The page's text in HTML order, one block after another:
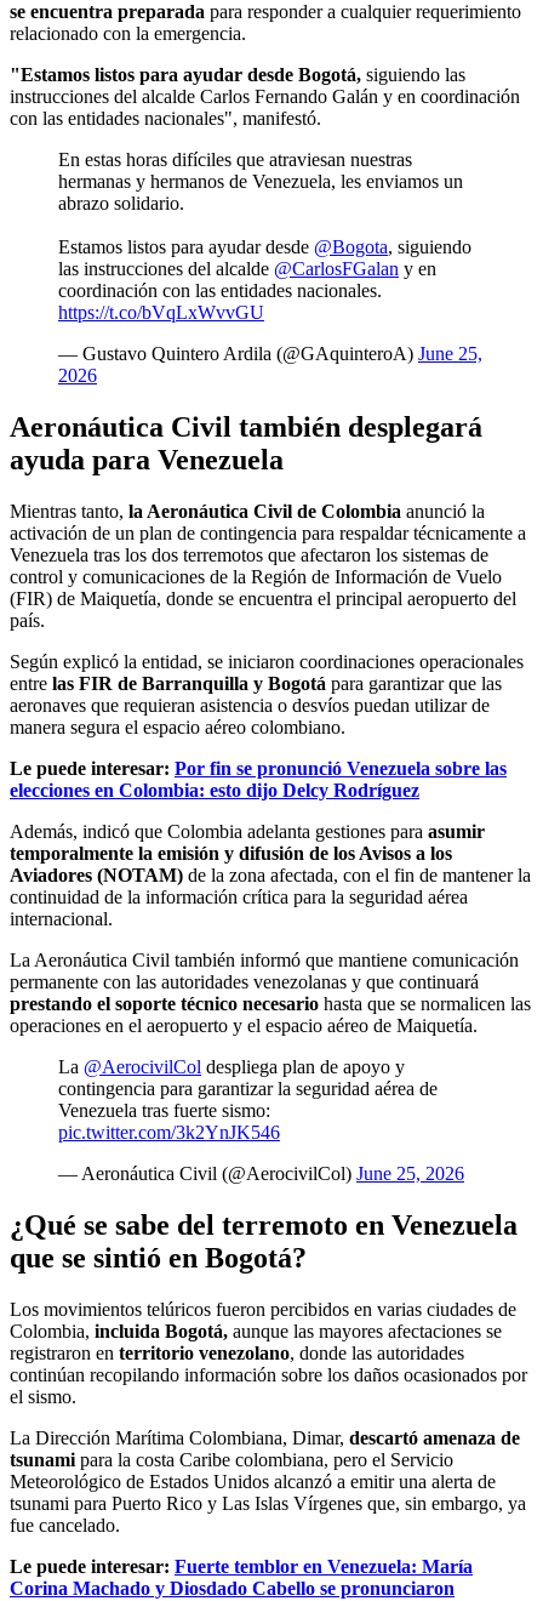
se encuentra preparada para responder a cualquier requerimiento
relacionado con la emergencia.
"Estamos listos para ayudar desde Bogotá, siguiendo las
instrucciones del alcalde Carlos Fernando Galán y en coordinación
con las entidades nacionales", manifestó.
En estas horas difíciles que atraviesan nuestras
hermanas y hermanos de Venezuela, les enviamos un
abrazo solidario.
Estamos listos para ayudar desde @Bogota, siguiendo
las instrucciones del alcalde @CarlosFGalan y en
coordinación con las entidades nacionales.
https://t.co/bVqLxWvvGU
— Gustavo Quintero Ardila (@GAquinteroA) June 25,
2026
Aeronáutica Civil también desplegará
ayuda para Venezuela
Mientras tanto, la Aeronáutica Civil de Colombia anunció la
activación de un plan de contingencia para respaldar técnicamente a
Venezuela tras los dos terremotos que afectaron los sistemas de
control y comunicaciones de la Región de Información de Vuelo
(FIR) de Maiquetía, donde se encuentra el principal aeropuerto del
país.
Según explicó la entidad, se iniciaron coordinaciones operacionales
entre las FIR de Barranquilla y Bogotá para garantizar que las
aeronaves que requieran asistencia o desvíos puedan utilizar de
manera segura el espacio aéreo colombiano.
Le puede interesar: Por fin se pronunció Venezuela sobre las
elecciones en Colombia: esto dijo Delcy Rodríguez
Además, indicó que Colombia adelanta gestiones para asumir
temporalmente la emisión y difusión de los Avisos a los
Aviadores (NOTAM) de la zona afectada, con el fin de mantener la
continuidad de la información crítica para la seguridad aérea
internacional.
La Aeronáutica Civil también informó que mantiene comunicación
permanente con las autoridades venezolanas y que continuará
prestando el soporte técnico necesario hasta que se normalicen las
operaciones en el aeropuerto y el espacio aéreo de Maiquetía.
La @AerocivilCol despliega plan de apoyo y
contingencia para garantizar la seguridad aérea de
Venezuela tras fuerte sismo:
pic.twitter.com/3k2YnJK546
— Aeronáutica Civil (@AerocivilCol) June 25, 2026
¿Qué se sabe del terremoto en Venezuela
que se sintió en Bogotá?
Los movimientos telúricos fueron percibidos en varias ciudades de
Colombia, incluida Bogotá, aunque las mayores afectaciones se
registraron en territorio venezolano, donde las autoridades
continúan recopilando información sobre los daños ocasionados por
el sismo.
La Dirección Marítima Colombiana, Dimar, descartó amenaza de
tsunami para la costa Caribe colombiana, pero el Servicio
Meteorológico de Estados Unidos alcanzó a emitir una alerta de
tsunami para Puerto Rico y Las Islas Vírgenes que, sin embargo, ya
fue cancelado.
Le puede interesar: Fuerte temblor en Venezuela: María
Corina Machado y Diosdado Cabello se pronunciaron